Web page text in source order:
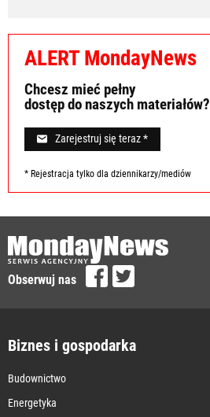
ALERT MondayNews
Chcesz mieć pełny
dostęp do naszych materiałów?
Zarejestruj się teraz *
* Rejestracja tylko dla dziennikarzy/mediów
Obserwuj nas
Biznes i gospodarka
Budownictwo
Energetyka